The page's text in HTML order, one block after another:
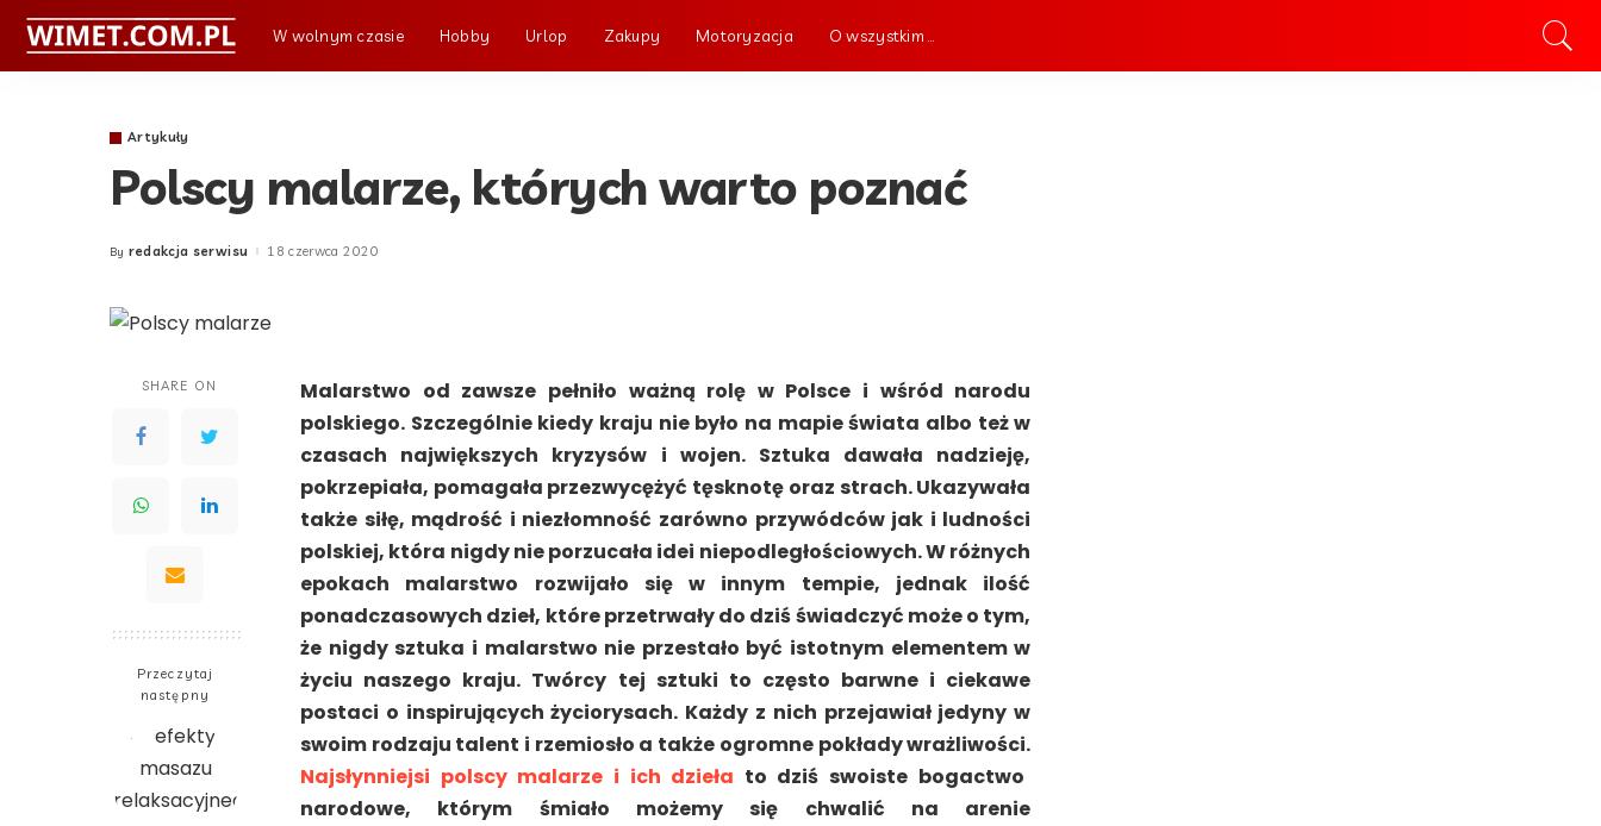
W wolnym czasie Hobby Urlop Zakupy Motoryzacja O wszystkim …
Artykuły
Polscy malarze, których warto poznać
Posted
By redakcja serwisu 18 czerwca 2020
SHARE ON
Przeczytaj
następny
Malarstwo od zawsze pełniło ważną rolę w Polsce i wśród narodu
polskiego. Szczególnie kiedy kraju nie było na mapie świata albo też w
czasach największych kryzysów i wojen. Sztuka dawała nadzieję,
pokrzepiała, pomagała przezwycężyć tęsknotę oraz strach. Ukazywała
także siłę, mądrość i niezłomność zarówno przywódców jak i ludności
polskiej, która nigdy nie porzucała idei niepodległościowych. W różnych
epokach malarstwo rozwijało się w innym tempie, jednak ilość
ponadczasowych dzieł, które przetrwały do dziś świadczyć może o tym,
że nigdy sztuka i malarstwo nie przestało być istotnym elementem w
życiu naszego kraju. Twórcy tej sztuki to często barwne i ciekawe
postaci o inspirujących życiorysach. Każdy z nich przejawiał jedyny w
swoim rodzaju talent i rzemiosło a także ogromne pokłady wrażliwości.
Najsłynniejsi polscy malarze i ich dzieła to dziś swoiste bogactwo
narodowe, którym śmiało możemy się chwalić na arenie